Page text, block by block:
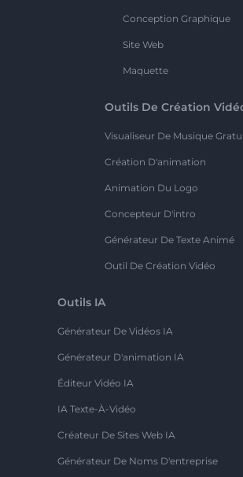
Conception Graphique
Site Web
Maquette
Outils De Création
Visualiseur De Musique
Création D'animation
Animation Du Logo
Concepteur D'intro
Générateur De Texte Animé
Outil De Création Vidéo
Outils IA
Générateur De Vidéos IA
Générateur D'animation IA
Éditeur Vidéo IA
IA Texte-À-Vidéo
Créateur De Sites Web IA
Générateur De Noms D'entreprise